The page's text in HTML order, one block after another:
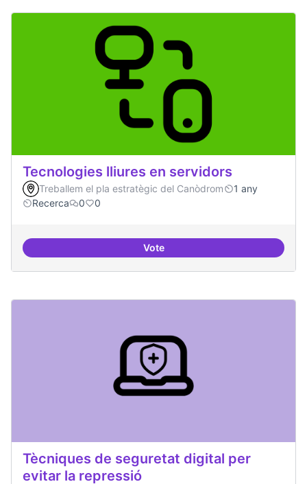
Tecnologies lliures en servidors
Treballem el pla estratègic del Canòdrom
1 any
Recerca
0 0
VoteTecnologies lliures en servidors
Tècniques de seguretat digital per
evitar la repressió